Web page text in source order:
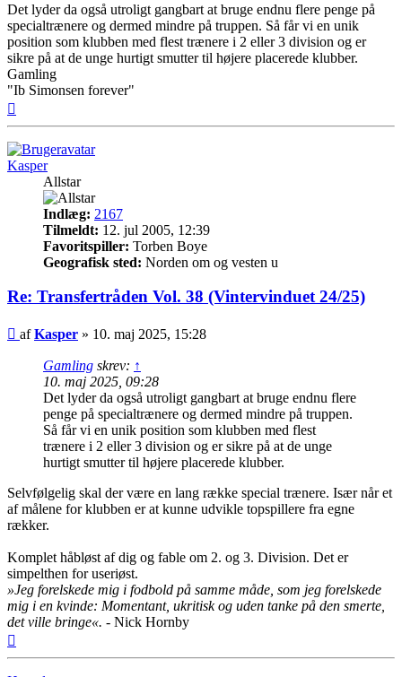
Det lyder da også utroligt gangbart at bruge endnu flere penge på
specialtrænere og dermed mindre på truppen. Så får vi en unik
position som klubben med flest trænere i 2 eller 3 division og er
sikre på at de unge hurtigt smutter til højere placerede klubber.
Gamling
"Ib Simonsen forever"
Kasper
Allstar
Indlæg: 2167
Tilmeldt: 12. jul 2005, 12:39
Favoritspiller: Torben Boye
Geografisk sted: Norden om og vesten u
Re: Transfertråden Vol. 38 (Vintervinduet 24/25)
Indlæg
afKasper » 10. maj 2025, 15:28
Gamling skrev: ↑
10. maj 2025, 09:28
Det lyder da også utroligt gangbart at bruge endnu flere
penge på specialtrænere og dermed mindre på truppen.
Så får vi en unik position som klubben med flest
trænere i 2 eller 3 division og er sikre på at de unge
hurtigt smutter til højere placerede klubber.
Selvfølgelig skal der være en lang række special trænere. Især når et
af målene for klubben er at kunne udvikle topspillere fra egne
rækker.
Komplet håbløst af dig og fable om 2. og 3. Division. Det er
simpelthen for useriøst.
»Jeg forelskede mig i fodbold på samme måde, som jeg forelskede
mig i en kvinde: Momentant, ukritisk og uden tanke på den smerte,
det ville bringe«. - Nick Hornby